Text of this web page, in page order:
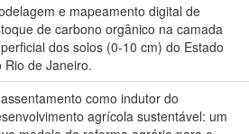
e mapeamento digital de
de carbono orgânico na camada
dos solos (0-10 cm) do Estado
Rio de Janeiro.
como indutor do
agrícola sustentável: um